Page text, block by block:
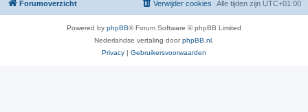
Forumoverzicht Alle tijden zijn UTC+01:00
Verwijder cookies
Powered by phpBB® Forum Software © phpBB Limited
Nederlandse vertaling doorphpBB.nl
Privacy | Gebruikersvoorwaarden